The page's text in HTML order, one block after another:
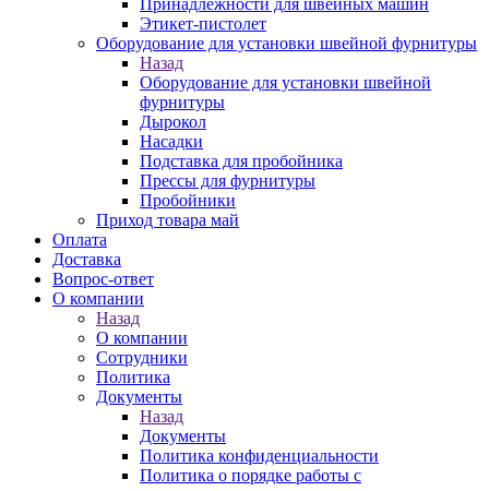
Принадлежности для швейных машин
Этикет-пистолет
Оборудование для установки швейной фурнитуры
Назад
Оборудование для установки швейной
фурнитуры
Дырокол
Насадки
Подставка для пробойника
Прессы для фурнитуры
Пробойники
Приход товара май
Оплата
Доставка
Вопрос-ответ
О компании
Назад
О компании
Сотрудники
Политика
Документы
Назад
Документы
Политика конфиденциальности
Политика о порядке работы с